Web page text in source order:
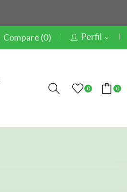
Perfil expand_more
Compare (0)
0
0